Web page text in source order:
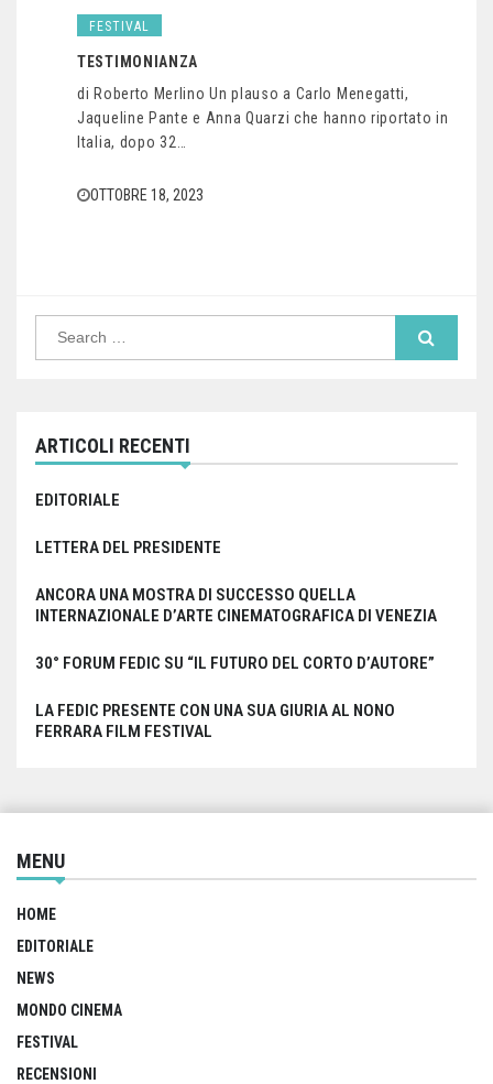
FESTIVAL
TESTIMONIANZA
di Roberto Merlino Un plauso a Carlo Menegatti,
Jaqueline Pante e Anna Quarzi che hanno riportato in
Italia, dopo 32…
OTTOBRE 18, 2023
ARTICOLI RECENTI
EDITORIALE
LETTERA DEL PRESIDENTE
ANCORA UNA MOSTRA DI SUCCESSO QUELLA
INTERNAZIONALE D’ARTE CINEMATOGRAFICA DI VENEZIA
30° FORUM FEDIC SU “IL FUTURO DEL CORTO D’AUTORE”
LA FEDIC PRESENTE CON UNA SUA GIURIA AL NONO
FERRARA FILM FESTIVAL
MENU
HOME
EDITORIALE
NEWS
MONDO CINEMA
FESTIVAL
RECENSIONI